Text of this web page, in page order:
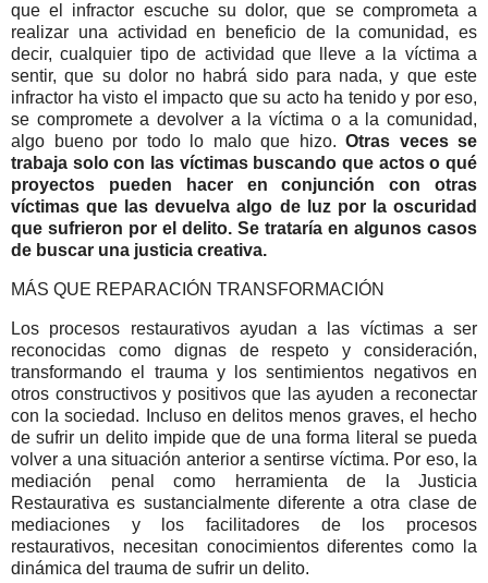
que el infractor escuche su dolor, que se comprometa a
realizar una actividad en beneficio de la comunidad, es
decir, cualquier tipo de actividad que lleve a la víctima a
sentir, que su dolor no habrá sido para nada, y que este
infractor ha visto el impacto que su acto ha tenido y por eso,
se compromete a devolver a la víctima o a la comunidad,
algo bueno por todo lo malo que hizo. Otras veces se
trabaja solo con las víctimas buscando que actos o qué
proyectos pueden hacer en conjunción con otras
víctimas que las devuelva algo de luz por la oscuridad
que sufrieron por el delito. Se trataría en algunos casos
de buscar una justicia creativa.
MÁS QUE REPARACIÓN TRANSFORMACIÓN
Los procesos restaurativos ayudan a las víctimas a ser
reconocidas como dignas de respeto y consideración,
transformando el trauma y los sentimientos negativos en
otros constructivos y positivos que las ayuden a reconectar
con la sociedad. Incluso en delitos menos graves, el hecho
de sufrir un delito impide que de una forma literal se pueda
volver a una situación anterior a sentirse víctima. Por eso, la
mediación penal como herramienta de la Justicia
Restaurativa es sustancialmente diferente a otra clase de
mediaciones y los facilitadores de los procesos
restaurativos, necesitan conocimientos diferentes como la
dinámica del trauma de sufrir un delito.